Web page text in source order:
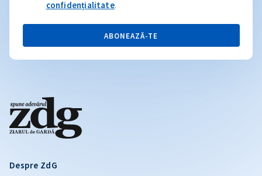
Despre ZdG
confidențialitate.
ABONEAZĂ-TE